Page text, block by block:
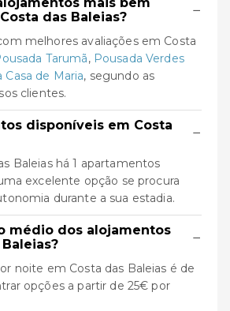
das Baleias?
−
melhores avaliações em Costa
Tarumã, Pousada Verdes
Casa de Maria, segundo as
clientes.
disponíveis em Costa
−
Baleias há 1 apartamentos
excelente opção se procura
durante a sua estadia.
médio dos alojamentos
−
noite em Costa das Baleias é de
opções a partir de 25€ por